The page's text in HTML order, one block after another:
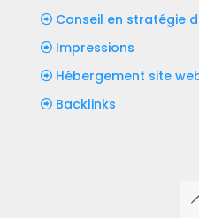
Conseil en stratégie
Impressions
Hébergement site
Backlinks